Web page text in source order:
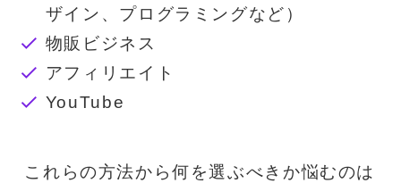
ザイン、プログラミングなど）
物販ビジネス
アフィリエイト
YouTube
これらの方法から何を選ぶべきか悩むのは